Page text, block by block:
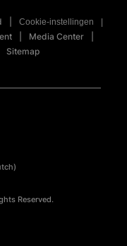
Cookie-instellingen
Media Center
Sitemap
Reserved.